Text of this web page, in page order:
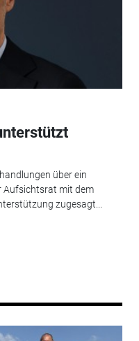
über ein
Aufsichtsrat mit dem
zugesagt...